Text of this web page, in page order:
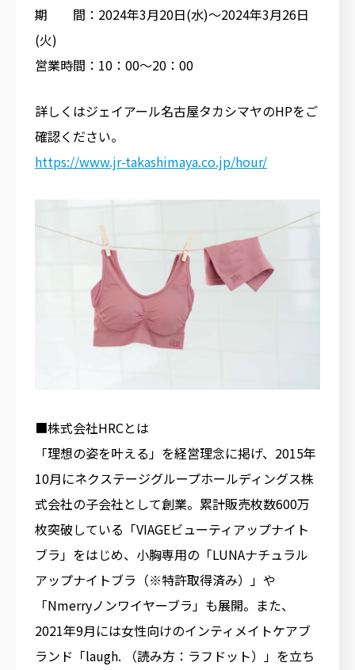
期 間：2024年3月20日(水)～2024年3月26日
(火)
営業時間：10：00～20：00
詳しくはジェイアール名古屋タカシマヤのHPをご
確認ください。
https://www.jr-takashimaya.co.jp/hour/
■​​株式会社HRCとは
「理想の姿を叶える」を経営理念に掲げ、2015年
10月にネクステージグループホールディングス株
式会社の子会社として創業。累計販売枚数600万
枚突破している「VIAGEビューティアップナイト
ブラ」をはじめ、小胸専用の「LUNAナチュラル
アップナイトブラ（※特許取得済み）」や
「Nmerryノンワイヤーブラ」も展開。また、
2021年9月には女性向けのインティメイトケアブ
ランド「laugh. （読み方：ラフドット）」を立ち